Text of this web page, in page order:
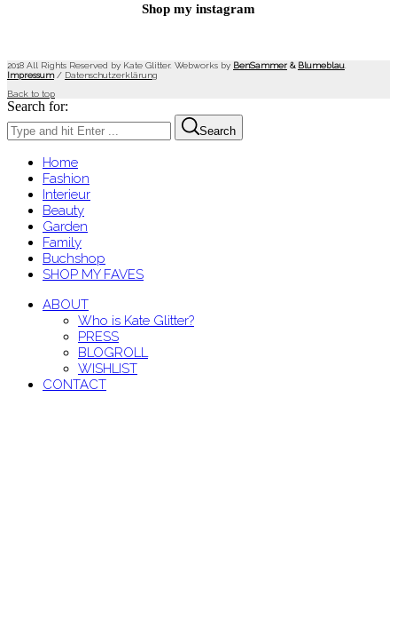
Shop my instagram
2018 All Rights Reserved by Kate Glitter. Webworks by BenSammer & Blumeblau
Impressum/ Datenschutzerklärung
Back to top
Search for:
Search
Home
Fashion
Interieur
Beauty
Garden
Family
Buchshop
SHOP MY FAVES
ABOUT
Who is Kate Glitter?
PRESS
BLOGROLL
WISHLIST
CONTACT